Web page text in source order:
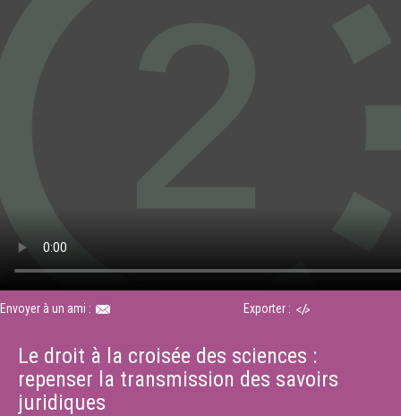
Envoyer à un ami : Exporter :
Le droit à la croisée des sciences :
repenser la transmission des savoirs
juridiques